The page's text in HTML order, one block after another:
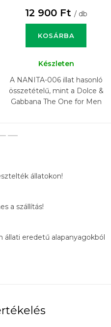
12 900 Ft / db
KOSÁRBA
Készleten
A NANITA-006 illat hasonló
összetételű, mint a Dolce &
Gabbana The One for Men
állatokon!
a szállítás!
állati eredetű alapanyagokból